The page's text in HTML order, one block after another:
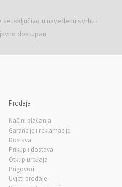
isključivo u navedenu svrhu i
dostupan
Prodaja
Načini plaćanja
Garancije i reklamacije
Dostava
Prikup i dostava
Otkup uređaja
Prigovori
Uvjeti prodaje